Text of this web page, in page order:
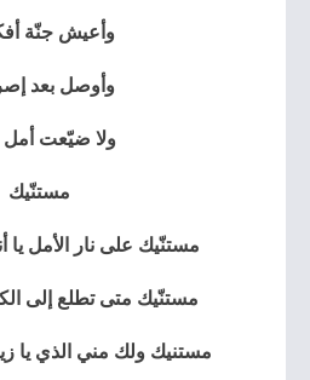
وأعيش جنّة
وأوصل بعد
ولا ضيّعت أمل
مستنّيك
مستنّيك على نار الأمل يا
مستنّيك متى تطلع إلى
مستنيك ولك مني الذي يا